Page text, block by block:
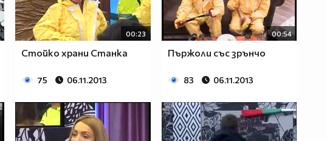
00:23
Стойко храни Станка
75 06.11.2013
00:54
Пържоли със зрънчо
83 06.11.2013